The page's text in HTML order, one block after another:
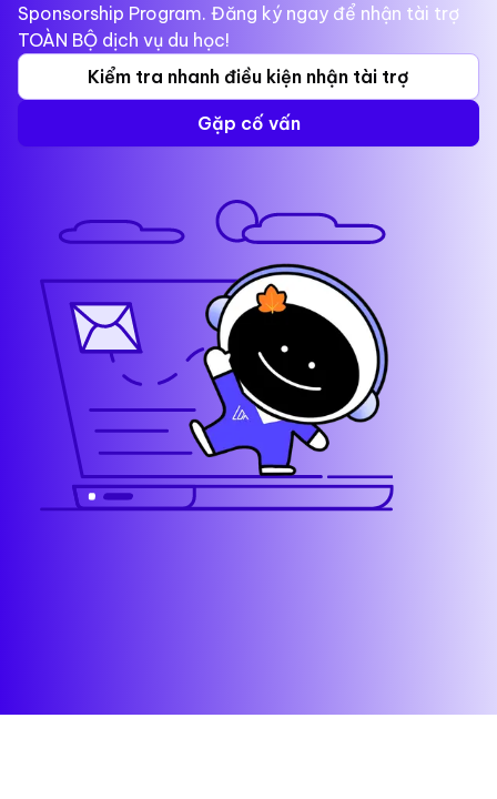
Sponsorship Program. Đăng ký ngay để nhận tài trợ
TOÀN BỘ dịch vụ du học!
Kiểm tra nhanh điều kiện nhận tài trợ
Gặp cố vấn